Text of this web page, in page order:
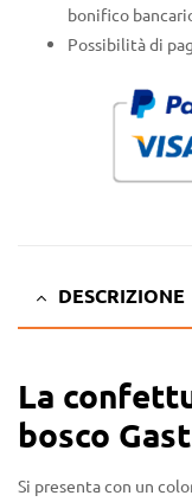
bonifico
Possibilità di
DESCRIZIONE
La
bosco
Si presenta con un